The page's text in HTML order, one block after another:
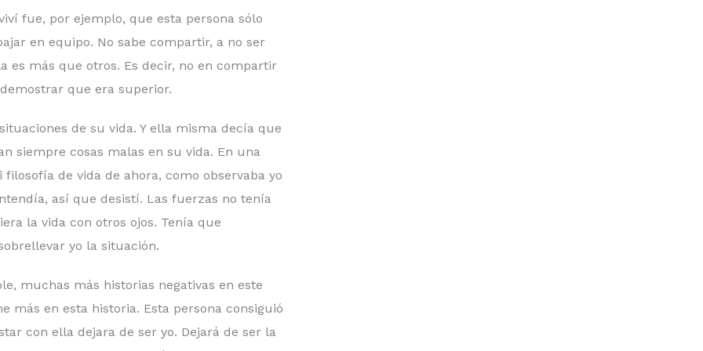
fue, por ejemplo, que esta persona sólo
en equipo. No sabe compartir, a no ser
es más que otros. Es decir, no en compartir
que era superior.
de su vida. Y ella misma decía que
siempre cosas malas en su vida. En una
de vida de ahora, como observaba yo
así que desistí. Las fuerzas no tenía
la vida con otros ojos. Tenía que
yo la situación.
muchas más historias negativas en este
más en esta historia. Esta persona consiguió
con ella dejara de ser yo. Dejará de ser la